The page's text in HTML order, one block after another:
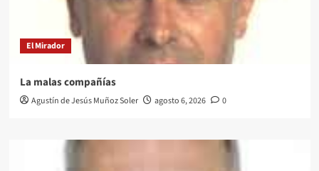
El Mirador
La malas compañías
Agustín de Jesús Muñoz Soler agosto 6, 2026 0